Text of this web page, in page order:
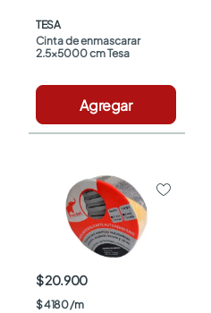
TESA
Cinta de enmascarar
2.5x5000 cm Tesa
Agregar
$ 20.900
$4180/m